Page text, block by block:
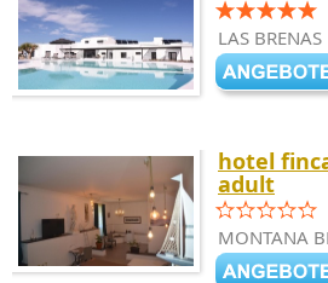
LAS BRENAS
hotel
adult
MONTANA